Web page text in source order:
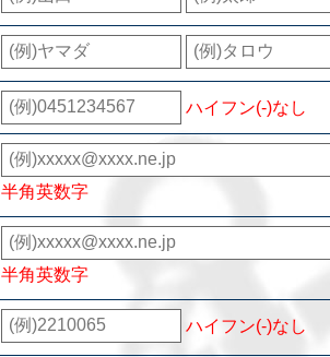
ハイフン(-)なし
半角英数字
半角英数字
ハイフン(-)なし